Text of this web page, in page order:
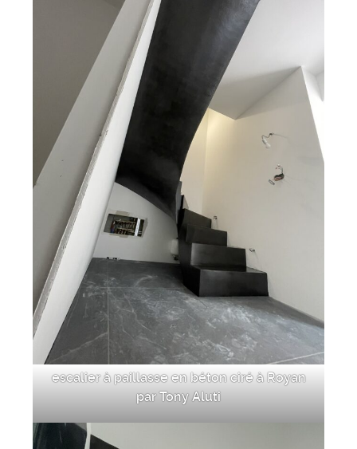
escalier à paillasse en béton ciré à Royan
par Tony Aluti